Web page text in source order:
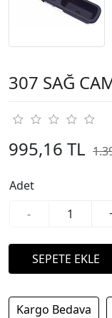
307 SAĞ
995,16 TL
Adet
-
Kargo Bedava